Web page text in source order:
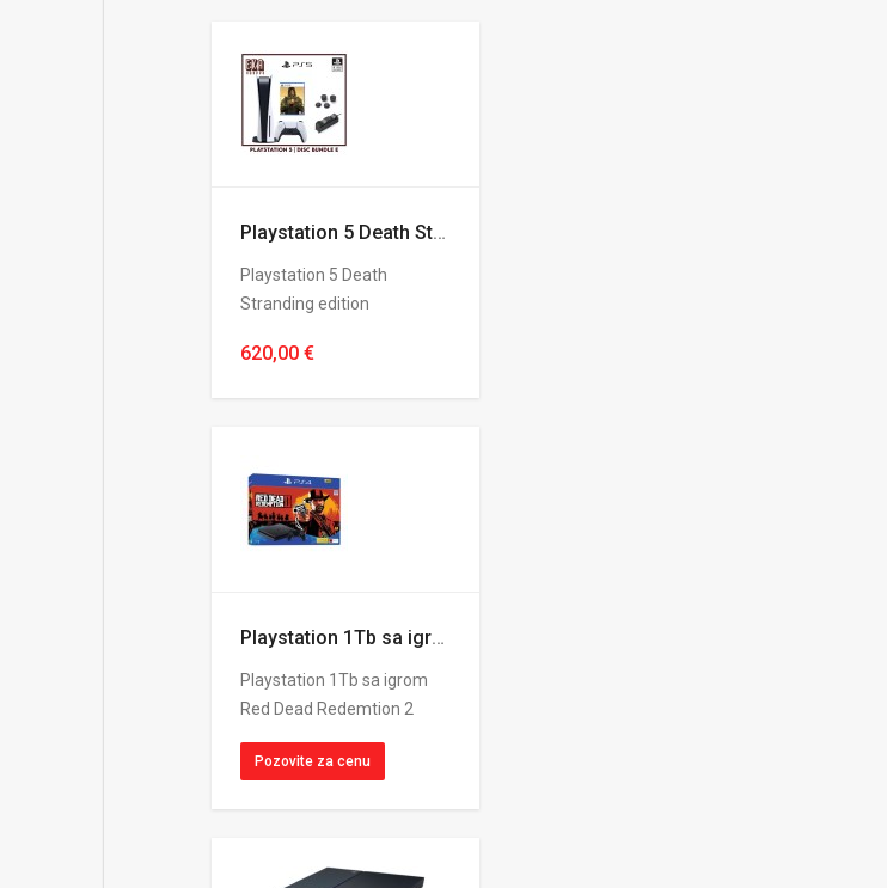
Playstation 5 Death Stranding edition
Playstation 5 Death
Stranding edition
620,00 €
Playstation 1Tb sa igrom Red Dead Redemtion 2
Playstation 1Tb sa igrom
Red Dead Redemtion 2
Pozovite za cenu